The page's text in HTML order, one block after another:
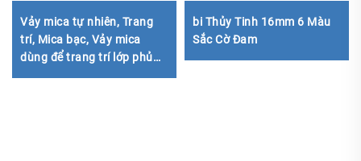
Vảy mica tự nhiên, Trang
trí, Mica bạc, Vảy mica
dùng để trang trí lớp phủ
bi Thủy Tinh 16mm 6 Màu
Sắc Cờ Đam